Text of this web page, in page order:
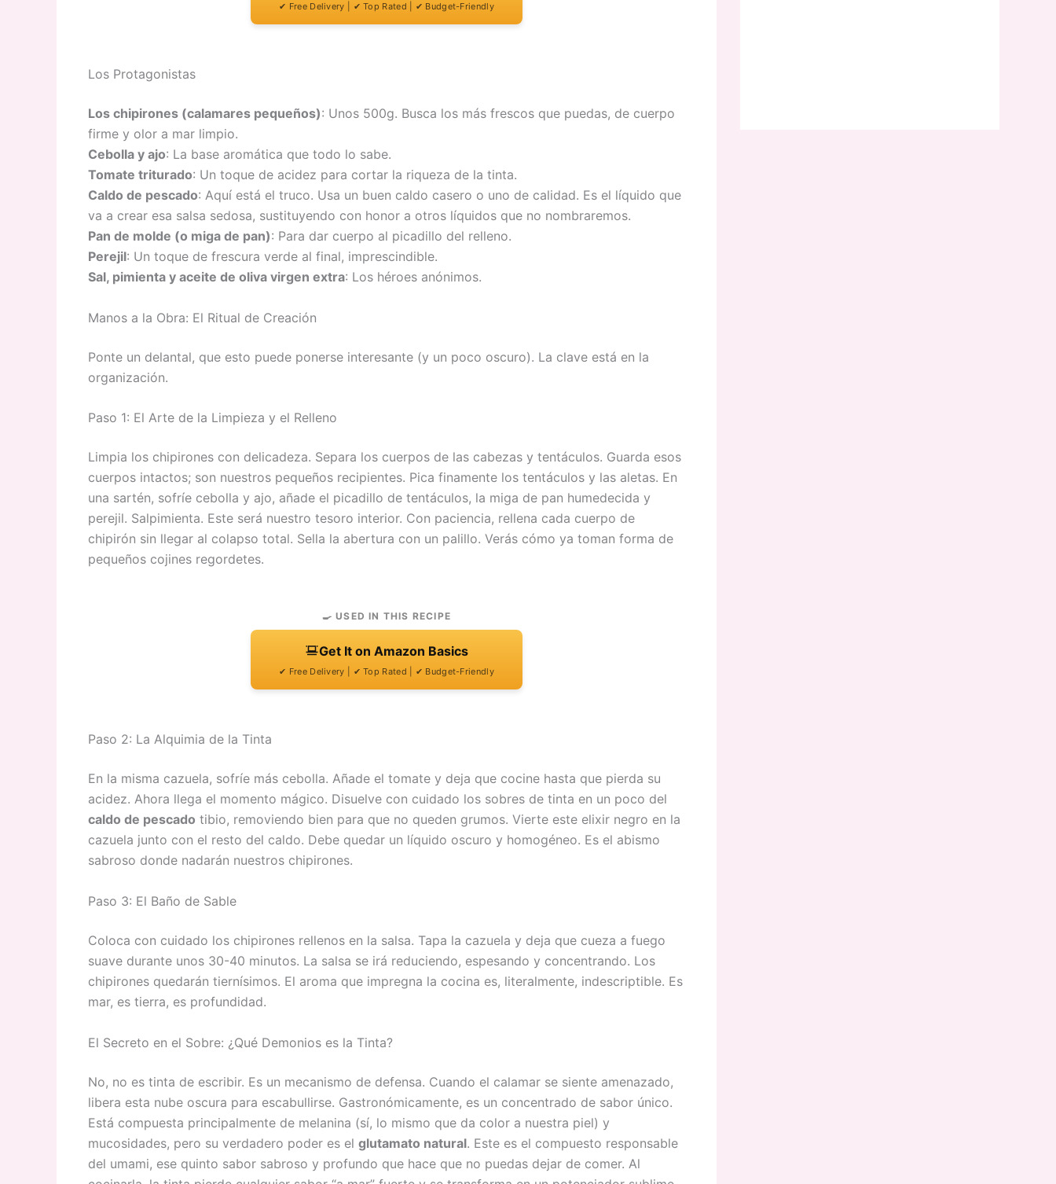
✔ Free Delivery | ✔ Top Rated | ✔ Budget-Friendly
Los Protagonistas
Los chipirones (calamares pequeños): Unos 500g. Busca los más frescos que puedas, de cuerpo
firme y olor a mar limpio.
Cebolla y ajo: La base aromática que todo lo sabe.
Tomate triturado: Un toque de acidez para cortar la riqueza de la tinta.
Caldo de pescado: Aquí está el truco. Usa un buen caldo casero o uno de calidad. Es el líquido que
va a crear esa salsa sedosa, sustituyendo con honor a otros líquidos que no nombraremos.
Pan de molde (o miga de pan): Para dar cuerpo al picadillo del relleno.
Perejil: Un toque de frescura verde al final, imprescindible.
Sal, pimienta y aceite de oliva virgen extra: Los héroes anónimos.
Manos a la Obra: El Ritual de Creación
Ponte un delantal, que esto puede ponerse interesante (y un poco oscuro). La clave está en la
organización.
Paso 1: El Arte de la Limpieza y el Relleno
Limpia los chipirones con delicadeza. Separa los cuerpos de las cabezas y tentáculos. Guarda esos
cuerpos intactos; son nuestros pequeños recipientes. Pica finamente los tentáculos y las aletas. En
una sartén, sofríe cebolla y ajo, añade el picadillo de tentáculos, la miga de pan humedecida y
perejil. Salpimienta. Este será nuestro tesoro interior. Con paciencia, rellena cada cuerpo de
chipirón sin llegar al colapso total. Sella la abertura con un palillo. Verás cómo ya toman forma de
pequeños cojines regordetes.
🍳 USED IN THIS RECIPE
Get It on Amazon Basics
✔ Free Delivery | ✔ Top Rated | ✔ Budget-Friendly
Paso 2: La Alquimia de la Tinta
En la misma cazuela, sofríe más cebolla. Añade el tomate y deja que cocine hasta que pierda su
acidez. Ahora llega el momento mágico. Disuelve con cuidado los sobres de tinta en un poco del
caldo de pescado tibio, removiendo bien para que no queden grumos. Vierte este elixir negro en la
cazuela junto con el resto del caldo. Debe quedar un líquido oscuro y homogéneo. Es el abismo
sabroso donde nadarán nuestros chipirones.
Paso 3: El Baño de Sable
Coloca con cuidado los chipirones rellenos en la salsa. Tapa la cazuela y deja que cueza a fuego
suave durante unos 30-40 minutos. La salsa se irá reduciendo, espesando y concentrando. Los
chipirones quedarán tiernísimos. El aroma que impregna la cocina es, literalmente, indescriptible. Es
mar, es tierra, es profundidad.
El Secreto en el Sobre: ¿Qué Demonios es la Tinta?
No, no es tinta de escribir. Es un mecanismo de defensa. Cuando el calamar se siente amenazado,
libera esta nube oscura para escabullirse. Gastronómicamente, es un concentrado de sabor único.
Está compuesta principalmente de melanina (sí, lo mismo que da color a nuestra piel) y
mucosidades, pero su verdadero poder es el glutamato natural. Este es el compuesto responsable
del umami, ese quinto sabor sabroso y profundo que hace que no puedas dejar de comer. Al